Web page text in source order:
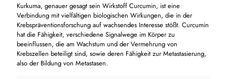
Kurkuma, genauer gesagt sein Wirkstoff Curcumin, ist eine
Verbindung mit vielfältigen biologischen Wirkungen, die in der
Krebspräventionsforschung auf wachsendes Interesse stößt. Curcumin
hat die Fähigkeit, verschiedene Signalwege im Körper zu
beeinflussen, die am Wachstum und der Vermehrung von
Krebszellen beteiligt sind, sowie deren Fähigkeit zur Metastasierung,
also der Bildung von Metastasen.